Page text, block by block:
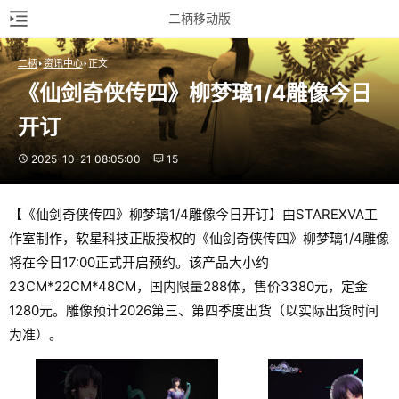
二柄移动版
二柄 资讯中心 正文
《仙剑奇侠传四》柳梦璃1/4雕像今日
开订
2025-10-21 08:05:00 15
【《仙剑奇侠传四》柳梦璃1/4雕像今日开订】由STAREXVA工
作室制作，软星科技正版授权的《仙剑奇侠传四》柳梦璃1/4雕像
将在今日17:00正式开启预约。该产品大小约
23CM*22CM*48CM，国内限量288体，售价3380元，定金
1280元。雕像预计2026第三、第四季度出货（以实际出货时间
为准）。